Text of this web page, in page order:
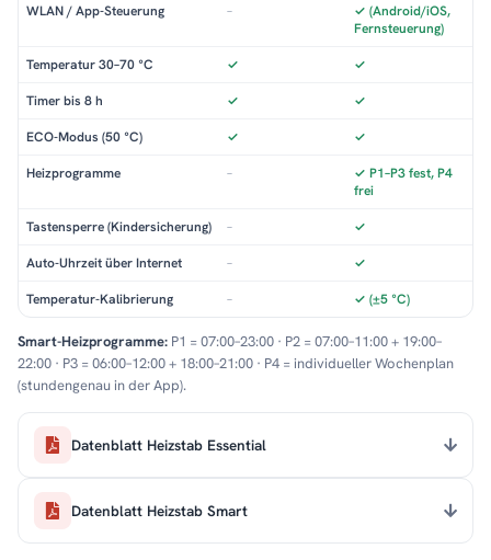
WLAN / App-Steuerung –
✓ (Android/iOS,
Fernsteuerung)
Temperatur 30–70 °C ✓ ✓
Timer bis 8 h ✓ ✓
ECO-Modus (50 °C) ✓ ✓
Heizprogramme –
✓ P1–P3 fest, P4
frei
Tastensperre (Kindersicherung) – ✓
Auto-Uhrzeit über Internet – ✓
Temperatur-Kalibrierung – ✓ (±5 °C)
Smart-Heizprogramme: P1 = 07:00–23:00 · P2 = 07:00–11:00 + 19:00–
22:00 · P3 = 06:00–12:00 + 18:00–21:00 · P4 = individueller Wochenplan
(stundengenau in der App).
Datenblatt Heizstab Essential
Datenblatt Heizstab Smart